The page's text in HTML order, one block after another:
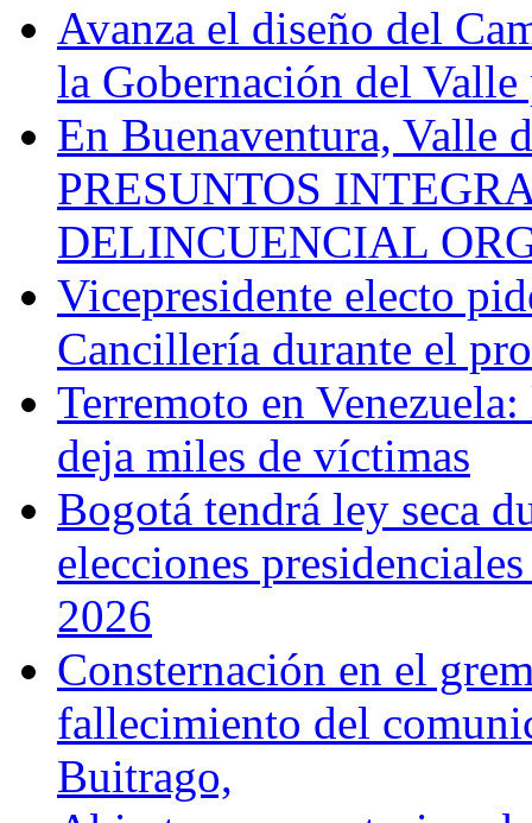
Avanza el diseño del
la Gobernación del
En Buenaventura, Valle
PRESUNTOS
DELINCUENCIAL
Vicepresidente electo
Cancillería durante el
Terremoto en
deja miles de víctimas
Bogotá tendrá ley seca
elecciones
2026
Consternación en el
fallecimiento del
Buitrago,